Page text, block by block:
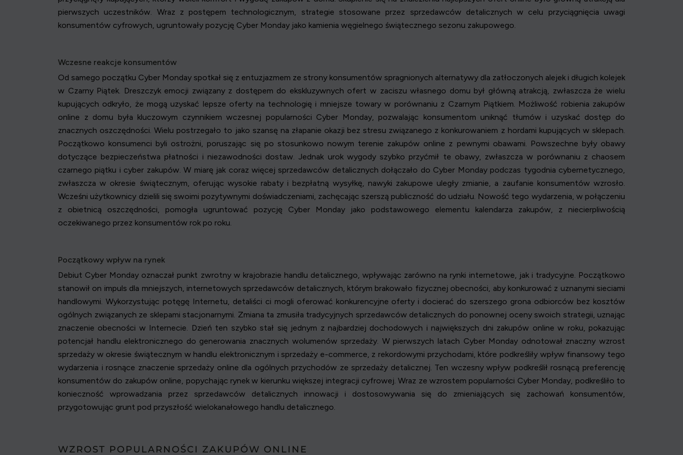
pierwszych uczestników. Wraz z postępem technologicznym, strategie stosowane przez sprzedawców detalicznych w celu przyciągnięcia uwagi
konsumentów cyfrowych, ugruntowały pozycję Cyber Monday jako kamienia węgielnego świątecznego sezonu zakupowego.
Wczesne reakcje konsumentów
Od samego początku Cyber Monday spotkał się z entuzjazmem ze strony konsumentów spragnionych alternatywy dla zatłoczonych alejek i długich kolejek
w Czarny Piątek. Dreszczyk emocji związany z dostępem do ekskluzywnych ofert w zaciszu własnego domu był główną atrakcją, zwłaszcza że wielu
kupujących odkryło, że mogą uzyskać lepsze oferty na technologię i mniejsze towary w porównaniu z Czarnym Piątkiem. Możliwość robienia zakupów
online z domu była kluczowym czynnikiem wczesnej popularności Cyber Monday, pozwalając konsumentom uniknąć tłumów i uzyskać dostęp do
znacznych oszczędności. Wielu postrzegało to jako szansę na złapanie okazji bez stresu związanego z konkurowaniem z hordami kupujących w sklepach.
Początkowo konsumenci byli ostrożni, poruszając się po stosunkowo nowym terenie zakupów online z pewnymi obawami. Powszechne były obawy
dotyczące bezpieczeństwa płatności i niezawodności dostaw. Jednak urok wygody szybko przyćmił te obawy, zwłaszcza w porównaniu z chaosem
czarnego piątku i cyber zakupów. W miarę jak coraz więcej sprzedawców detalicznych dołączało do Cyber Monday podczas tygodnia cybernetycznego,
zwłaszcza w okresie świątecznym, oferując wysokie rabaty i bezpłatną wysyłkę, nawyki zakupowe uległy zmianie, a zaufanie konsumentów wzrosło.
Wcześni użytkownicy dzielili się swoimi pozytywnymi doświadczeniami, zachęcając szerszą publiczność do udziału. Nowość tego wydarzenia, w połączeniu
z obietnicą oszczędności, pomogła ugruntować pozycję Cyber Monday jako podstawowego elementu kalendarza zakupów, z niecierpliwością
oczekiwanego przez konsumentów rok po roku.
Początkowy wpływ na rynek
Debiut Cyber Monday oznaczał punkt zwrotny w krajobrazie handlu detalicznego, wpływając zarówno na rynki internetowe, jak i tradycyjne. Początkowo
stanowił on impuls dla mniejszych, internetowych sprzedawców detalicznych, którym brakowało fizycznej obecności, aby konkurować z uznanymi sieciami
handlowymi. Wykorzystując potęgę Internetu, detaliści ci mogli oferować konkurencyjne oferty i docierać do szerszego grona odbiorców bez kosztów
ogólnych związanych ze sklepami stacjonarnymi. Zmiana ta zmusiła tradycyjnych sprzedawców detalicznych do ponownej oceny swoich strategii, uznając
znaczenie obecności w Internecie. Dzień ten szybko stał się jednym z najbardziej dochodowych i największych dni zakupów online w roku, pokazując
potencjał handlu elektronicznego do generowania znacznych wolumenów sprzedaży. W pierwszych latach Cyber Monday odnotował znaczny wzrost
sprzedaży w okresie świątecznym w handlu elektronicznym i sprzedaży e-commerce, z rekordowymi przychodami, które podkreśliły wpływ finansowy tego
wydarzenia i rosnące znaczenie sprzedaży online dla ogólnych przychodów ze sprzedaży detalicznej. Ten wczesny wpływ podkreślił rosnącą preferencję
konsumentów do zakupów online, popychając rynek w kierunku większej integracji cyfrowej. Wraz ze wzrostem popularności Cyber Monday, podkreśliło to
konieczność wprowadzania przez sprzedawców detalicznych innowacji i dostosowywania się do zmieniających się zachowań konsumentów,
przygotowując grunt pod przyszłość wielokanałowego handlu detalicznego.
WZROST POPULARNOŚCI ZAKUPÓW ONLINE